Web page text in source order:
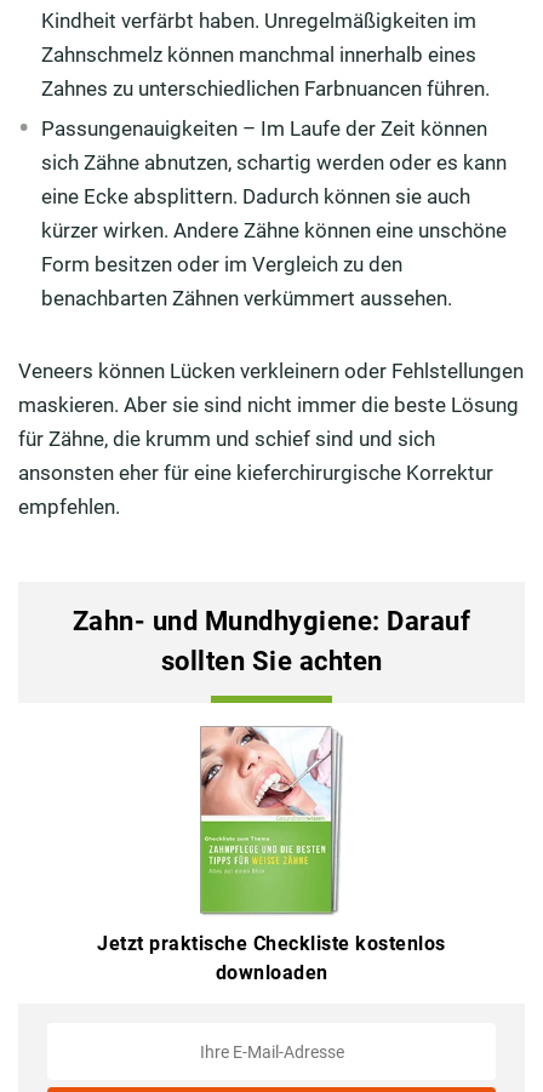
Kindheit verfärbt haben. Unregelmäßigkeiten im
Zahnschmelz können manchmal innerhalb eines
Zahnes zu unterschiedlichen Farbnuancen führen.
Passungenauigkeiten – Im Laufe der Zeit können
sich Zähne abnutzen, schartig werden oder es kann
eine Ecke absplittern. Dadurch können sie auch
kürzer wirken. Andere Zähne können eine unschöne
Form besitzen oder im Vergleich zu den
benachbarten Zähnen verkümmert aussehen.
Veneers können Lücken verkleinern oder Fehlstellungen
maskieren. Aber sie sind nicht immer die beste Lösung
für Zähne, die krumm und schief sind und sich
ansonsten eher für eine kieferchirurgische Korrektur
empfehlen.